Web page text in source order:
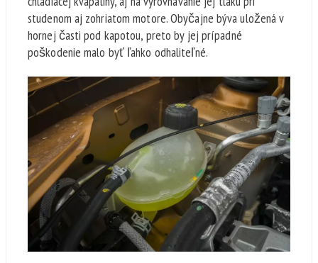
studenom aj zohriatom motore. Obyčajne býva uložená v
hornej časti pod kapotou, preto by jej prípadné
poškodenie malo byť ľahko odhaliteľné.